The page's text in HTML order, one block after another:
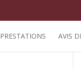
PRESTATIONS AVIS